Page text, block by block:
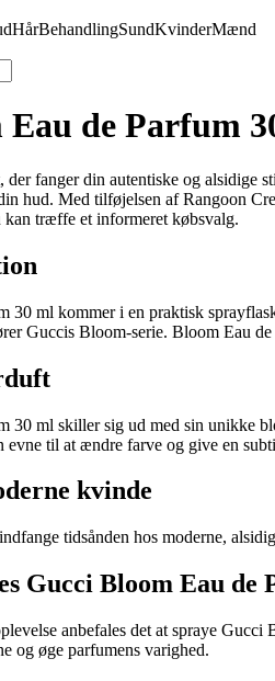
HårBehandlingSundKvinderMænd
Eau de Parfum
fanger din autentiske og alsidige
hud. Med tilføjelsen af Rangoon
kan træffe et informeret købsvalg.
30 ml kommer i en praktisk
Guccis Bloom-serie. Bloom Eau
30 ml skiller sig ud med sin unikke
evne til at ændre farve og give en
kvinde
tidsånden hos moderne,
Gucci Bloom Eau de
anbefales det at spraye
og øge parfumens varighed.